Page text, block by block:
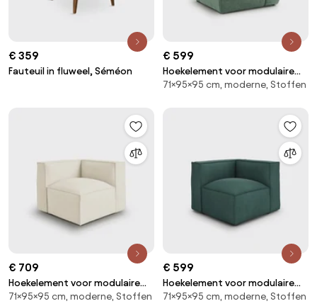
€ 359
Fauteuil in fluweel, Séméon
€ 599
Hoekelement voor modulaire
bank, in fluweel met structuur,
71×95×95 cm, moderne, Stoffen
€ 709
Hoekelement voor modulaire
bank, in badstof, Seven
71×95×95 cm, moderne, Stoffen
€ 599
Hoekelement voor modulaire
bank, in ribfluweel, Seven
71×95×95 cm, moderne, Stoffen